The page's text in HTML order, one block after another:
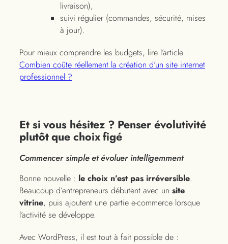
livraison),
suivi régulier (commandes, sécurité, mises
à jour).
Pour mieux comprendre les budgets, lire l’article :
Combien coûte réellement la création d’un site internet
professionnel ?
Et si vous hésitez ? Penser évolutivité
plutôt que choix figé
Commencer simple et évoluer intelligemment
Bonne nouvelle : le choix n’est pas irréversible.
Beaucoup d’entrepreneurs débutent avec un site
vitrine, puis ajoutent une partie e-commerce lorsque
l’activité se développe.
Avec WordPress, il est tout à fait possible de :